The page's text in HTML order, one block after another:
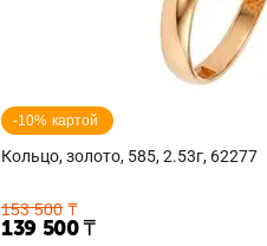
-10% картой
Кольцо, золото, 585, 2.53г, 62277
153 500 ₸
139 500₸